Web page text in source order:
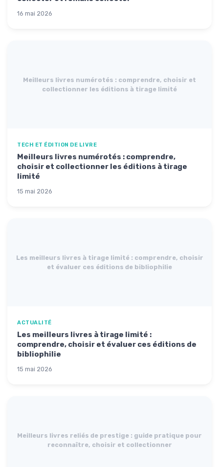
16 mai 2026
Meilleurs livres numérotés : comprendre, choisir et
collectionner les éditions à tirage limité
TECH ET ÉDITION DE LIVRE
Meilleurs livres numérotés : comprendre,
choisir et collectionner les éditions à tirage
limité
15 mai 2026
Les meilleurs livres à tirage limité : comprendre, choisir
et évaluer ces éditions de bibliophilie
ACTUALITÉ
Les meilleurs livres à tirage limité :
comprendre, choisir et évaluer ces éditions de
bibliophilie
15 mai 2026
Meilleurs livres reliés de prestige : guide pratique pour
reconnaître, choisir et collectionner